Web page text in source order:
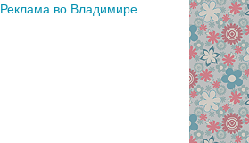
Реклама во Владимире